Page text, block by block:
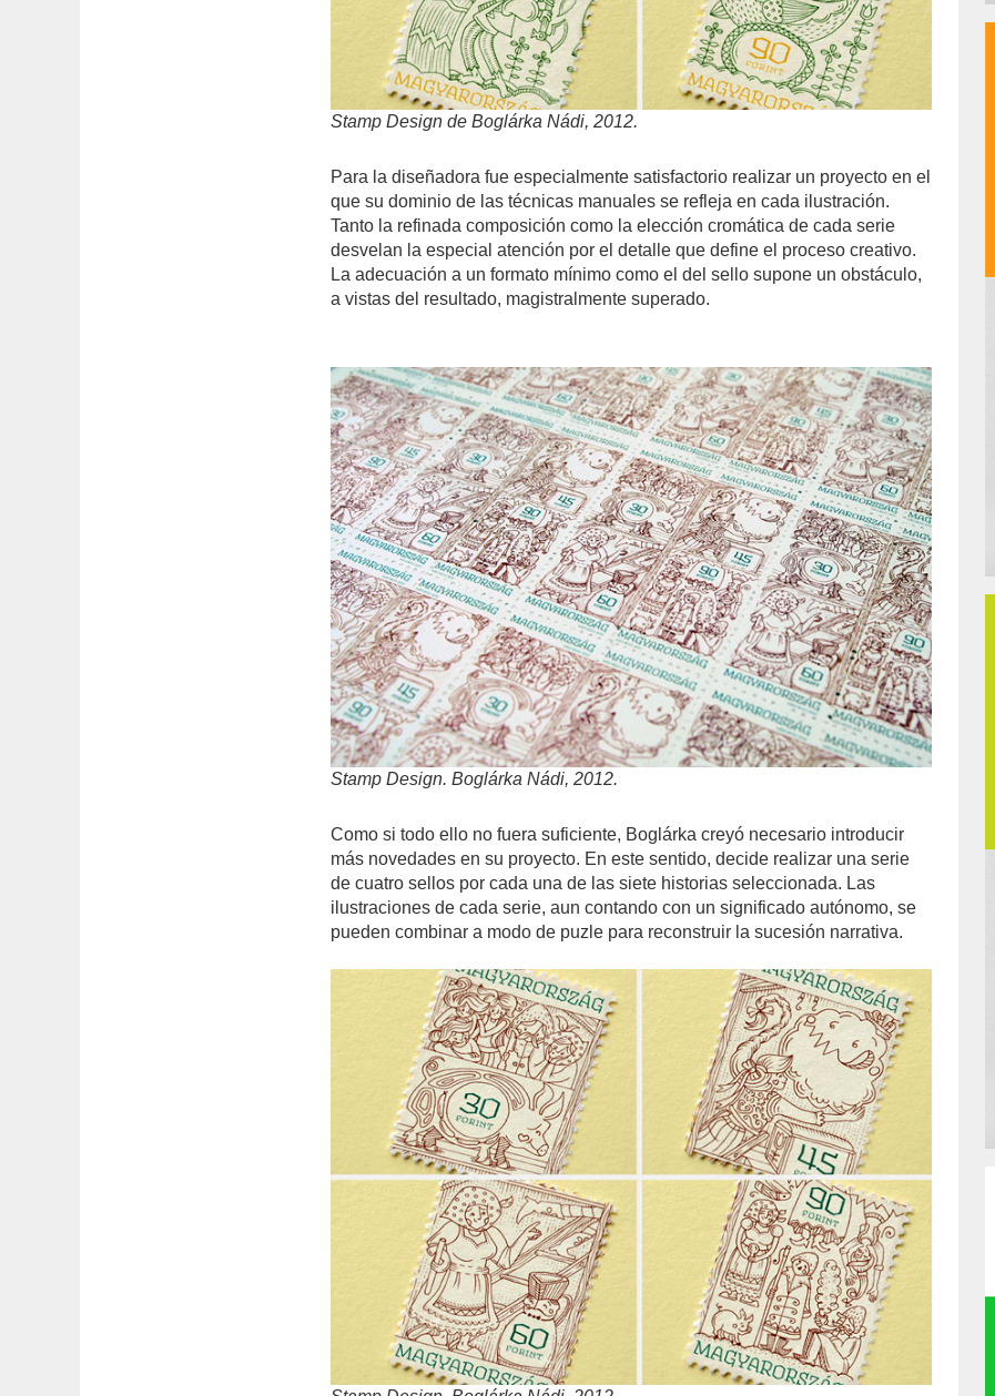
Stamp Design de Boglárka Nádi, 2012.
Para la diseñadora fue especialmente satisfactorio realizar un proyecto en el
que su dominio de las técnicas manuales se refleja en cada ilustración.
Tanto la refinada composición como la elección cromática de cada serie
desvelan la especial atención por el detalle que define el proceso creativo.
La adecuación a un formato mínimo como el del sello supone un obstáculo,
a vistas del resultado, magistralmente superado.
Stamp Design. Boglárka Nádi, 2012.
Como si todo ello no fuera suficiente, Boglárka creyó necesario introducir
más novedades en su proyecto. En este sentido, decide realizar una serie
de cuatro sellos por cada una de las siete historias seleccionada. Las
ilustraciones de cada serie, aun contando con un significado autónomo, se
pueden combinar a modo de puzle para reconstruir la sucesión narrativa.